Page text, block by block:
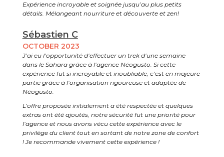
Expérience incroyable et soignée jusqu’au plus petits
détails. Mélangeant nourriture et découverte et zen!
Sébastien C
OCTOBER 2023
J’ai eu l’opportunité d’effectuer un trek d’une semaine
dans le Sahara grâce à l’agence Néogusto. Si cette
expérience fut si incroyable et inoubliable, c’est en majeure
partie grâce à l’organisation rigoureuse et adaptée de
Néogusto.
L’offre proposée initialement a été respectée et quelques
extras ont été ajoutés, notre sécurité fut une priorité pour
l’agence et nous avons vécu cette expérience avec le
privilège du client tout en sortant de notre zone de confort
! Je recommande vivement cette expérience !